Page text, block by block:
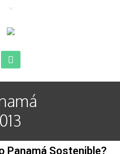
Panamá Sostenible?